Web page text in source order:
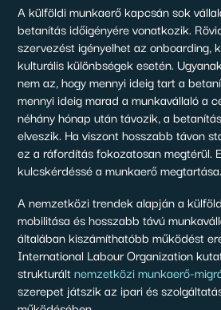
A külföldi munkaerő kapcsán sok
betanítás időigényére vonatkozik.
szervezést igényelhet az onboarding,
kulturális különbségek esetén.
nem az, hogy mennyi ideig tart a
mennyi ideig marad a munkavállaló a
néhány hónap után távozik, a
elveszik. Ha viszont hosszabb távon
ez a ráfordítás fokozatosan megtérül.
kulcskérdéssé a munkaerő megtartása.
A nemzetközi trendek alapján a
mobilitása és hosszabb távú
általában kiszámíthatóbb működést
International Labour Organization
strukturáltnemzetközi munkaerő-
szerepet játszik az ipari és